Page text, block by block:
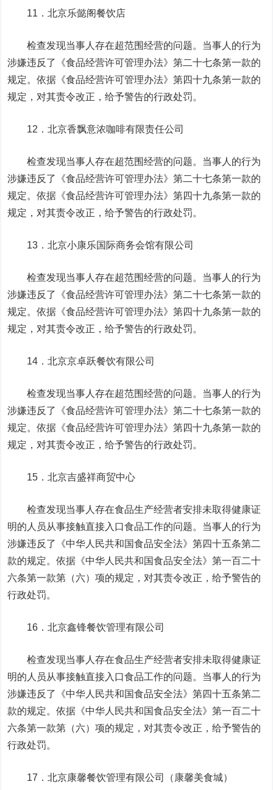
11．北京乐懿阁餐饮店
检查发现当事人存在超范围经营的问题。当事人的行为
涉嫌违反了《食品经营许可管理办法》第二十七条第一款的
规定。依据《食品经营许可管理办法》第四十九条第一款的
规定，对其责令改正，给予警告的行政处罚。
12．北京香飘意浓咖啡有限责任公司
检查发现当事人存在超范围经营的问题。当事人的行为
涉嫌违反了《食品经营许可管理办法》第二十七条第一款的
规定。依据《食品经营许可管理办法》第四十九条第一款的
规定，对其责令改正，给予警告的行政处罚。
13．北京小康乐国际商务会馆有限公司
检查发现当事人存在超范围经营的问题。当事人的行为
涉嫌违反了《食品经营许可管理办法》第二十七条第一款的
规定。依据《食品经营许可管理办法》第四十九条第一款的
规定，对其责令改正，给予警告的行政处罚。
14．北京京卓跃餐饮有限公司
检查发现当事人存在超范围经营的问题。当事人的行为
涉嫌违反了《食品经营许可管理办法》第二十七条第一款的
规定。依据《食品经营许可管理办法》第四十九条第一款的
规定，对其责令改正，给予警告的行政处罚。
15．北京吉盛祥商贸中心
检查发现当事人存在食品生产经营者安排未取得健康证
明的人员从事接触直接入口食品工作的问题。当事人的行为
涉嫌违反了《中华人民共和国食品安全法》第四十五条第二
款的规定。依据《中华人民共和国食品安全法》第一百二十
六条第一款第（六）项的规定，对其责令改正，给予警告的
行政处罚。
16．北京鑫锋餐饮管理有限公司
检查发现当事人存在食品生产经营者安排未取得健康证
明的人员从事接触直接入口食品工作的问题。当事人的行为
涉嫌违反了《中华人民共和国食品安全法》第四十五条第二
款的规定。依据《中华人民共和国食品安全法》第一百二十
六条第一款第（六）项的规定，对其责令改正，给予警告的
行政处罚。
17．北京康馨餐饮管理有限公司（康馨美食城）